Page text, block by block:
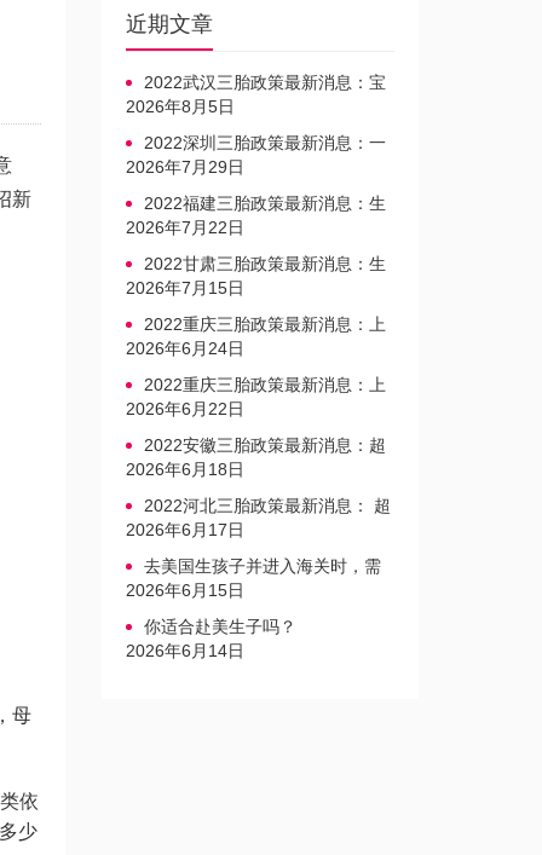
新
母
依
少
近期文章
2022武汉三胎政策最新消息：宝
宝上户口不再罚款
2026年8月5日
2022深圳三胎政策最新消息：一
文读懂上户口是否罚款
2026年7月29日
2022福建三胎政策最新消息：生
育奖励发放迎新标准
2026年7月22日
2022甘肃三胎政策最新消息：生
育产假不享受带薪福利
2026年7月15日
2022重庆三胎政策最新消息：上
户口、办准生证指南
2026年6月24日
2022重庆三胎政策最新消息：上
户口、办准生证指南
2026年6月22日
2022安徽三胎政策最新消息：超
生家庭罚款标准更新
2026年6月18日
2022河北三胎政策最新消息： 超
生三孩不再缴纳社会抚养费
2026年6月17日
去美国生孩子并进入海关时，需
要注意的事项是什么？
2026年6月15日
你适合赴美生子吗？
2026年6月14日